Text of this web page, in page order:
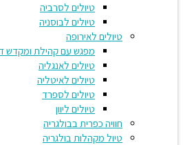
טיולים לסרביה
טיולים לבוסניה
טיולים לאירופה
מפגש עם קהילת ומקדש דמנהור
טיולים לאנגליה
טיולים לאיטליה
טיולים לספרד
טיולים ליוון
חוויה כפרית בבולגריה
טיול מקהלות בולגריה